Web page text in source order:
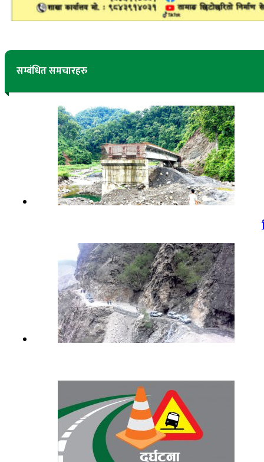
सम्बंधित समचारहरु